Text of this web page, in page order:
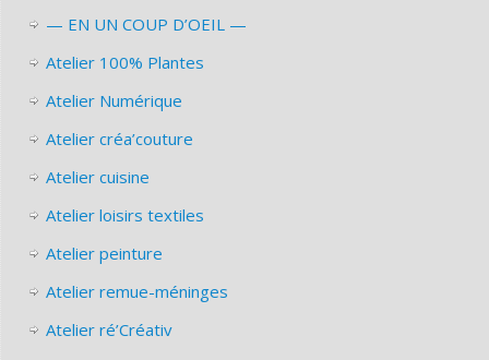
— EN UN COUP D’OEIL —
Atelier 100% Plantes
Atelier Numérique
Atelier créa’couture
Atelier cuisine
Atelier loisirs textiles
Atelier peinture
Atelier remue-méninges
Atelier ré’Créativ